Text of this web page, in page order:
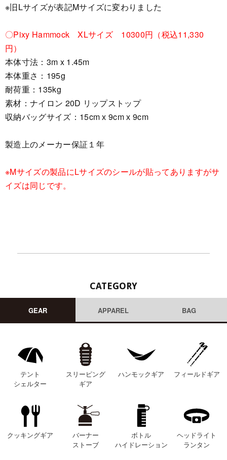
※旧Lサイズが表記Mサイズに変わりました
〇Pixy Hammock XLサイズ 10300円（税込11,330
円）
本体寸法：3m x 1.45m
本体重さ：195g
耐荷重：135kg
素材：ナイロン 20D リップストップ
収納バッグサイズ：15cm х 9cm х 9cm
製造上のメーカー保証１年
※Mサイズの製品にLサイズのシールが貼ってありますがサ
イズは同じです。
CATEGORY
GEAR APPAREL BAG
テント
シェルター
スリーピング
ギア
ハンモックギア フィールドギア
クッキングギア
バーナー
ストーブ
ボトル
ハイドレーション
ヘッドライト
ランタン